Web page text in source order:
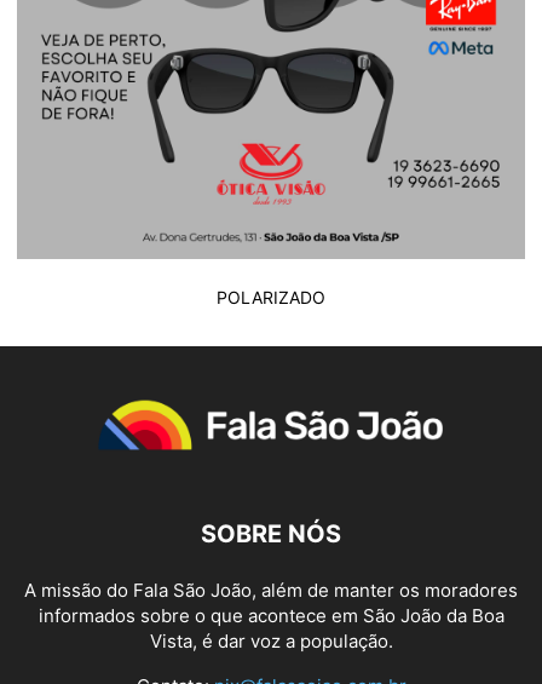
POLARIZADO
SOBRE NÓS
A missão do Fala São João, além de manter os moradores
informados sobre o que acontece em São João da Boa
Vista, é dar voz a população.